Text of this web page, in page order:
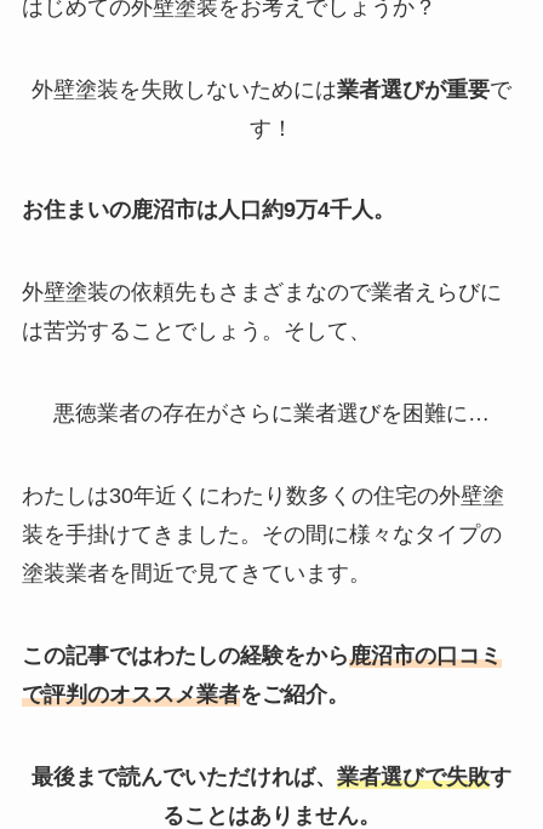
はじめての外壁塗装をお考えでしょうか？
外壁塗装を失敗しないためには業者選びが重要で
す！
お住まいの鹿沼市は人口約9万4千人。
外壁塗装の依頼先もさまざまなので業者えらびに
は苦労することでしょう。そして、
悪徳業者の存在がさらに業者選びを困難に…
わたしは30年近くにわたり数多くの住宅の外壁塗
装を手掛けてきました。その間に様々なタイプの
塗装業者を間近で見てきています。
この記事ではわたしの経験をから鹿沼市の口コミ
で評判のオススメ業者をご紹介。
最後まで読んでいただければ、 業者選びで失敗す
ることはありません。